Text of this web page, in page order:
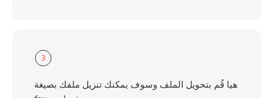
3
هيا قُم بتحويل الملف وسوف يمكنك تنزيل ملفك بصيغة